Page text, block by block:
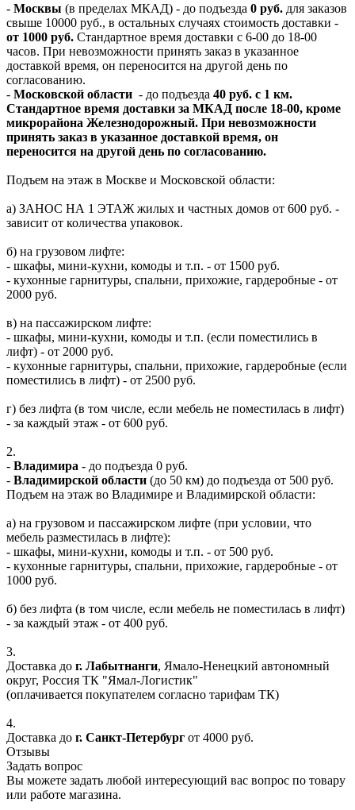
- Москвы (в пределах МКАД) - до подъезда 0 руб. для заказов
свыше 10000 руб., в остальных случаях стоимость доставки -
от 1000 руб. Стандартное время доставки с 6-00 до 18-00
часов. При невозможности принять заказ в указанное
доставкой время, он переносится на другой день по
согласованию.
- Московской области - до подъезда 40 руб. с 1 км.
Стандартное время доставки за МКАД после 18-00, кроме
микрорайона Железнодорожный. При невозможности
принять заказ в указанное доставкой время, он
переносится на другой день по согласованию.
Подъем на этаж в Москве и Московской области:
а) ЗАНОС НА 1 ЭТАЖ жилых и частных домов от 600 руб. -
зависит от количества упаковок.
б) на грузовом лифте:
- шкафы, мини-кухни, комоды и т.п. - от 1500 руб.
- кухонные гарнитуры, спальни, прихожие, гардеробные - от
2000 руб.
в) на пассажирском лифте:
- шкафы, мини-кухни, комоды и т.п. (если поместились в
лифт) - от 2000 руб.
- кухонные гарнитуры, спальни, прихожие, гардеробные (если
поместились в лифт) - от 2500 руб.
г) без лифта (в том числе, если мебель не поместилась в лифт)
- за каждый этаж - от 600 руб.
2.
- Владимира - до подъезда 0 руб.
- Владимирской области (до 50 км) до подъезда от 500 руб.
Подъем на этаж во Владимире и Владимирской области:
а) на грузовом и пассажирском лифте (при условии, что
мебель разместилась в лифте):
- шкафы, мини-кухни, комоды и т.п. - от 500 руб.
- кухонные гарнитуры, спальни, прихожие, гардеробные - от
1000 руб.
б) без лифта (в том числе, если мебель не поместилась в лифт)
- за каждый этаж - от 400 руб.
3.
Доставка до г. Лабытнанги, Ямало-Ненецкий автономный
округ, Россия ТК "Ямал-Логистик"
(оплачивается покупателем согласно тарифам ТК)
4.
Доставка до г. Санкт-Петербург от 4000 руб.
Отзывы
Задать вопрос
Вы можете задать любой интересующий вас вопрос по товару
или работе магазина.